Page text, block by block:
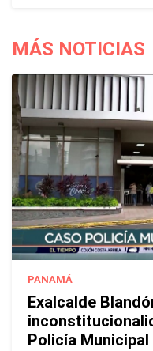
MÁS NOTICIAS
PANAMÁ
Exalcalde
Policía Municipal